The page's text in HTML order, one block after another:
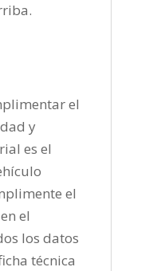
el
y
es el
el
el
los datos
técnica